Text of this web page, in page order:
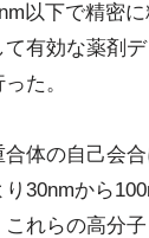
以下で精密
有効な薬剤
た。
体の自己会
30nmから
れらの高分